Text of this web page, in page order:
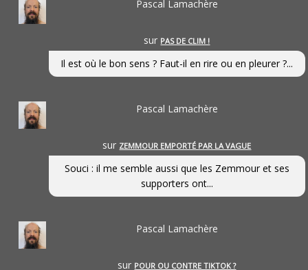
Pascal Lamachère
sur PAS DE CLIM !
Il est où le bon sens ? Faut-il en rire ou en pleurer ?...
Pascal Lamachère
sur ZEMMOUR EMPORTÉ PAR LA VAGUE
Souci : il me semble aussi que les Zemmour et ses
supporters ont...
Pascal Lamachère
sur POUR OU CONTRE TIKTOK ?